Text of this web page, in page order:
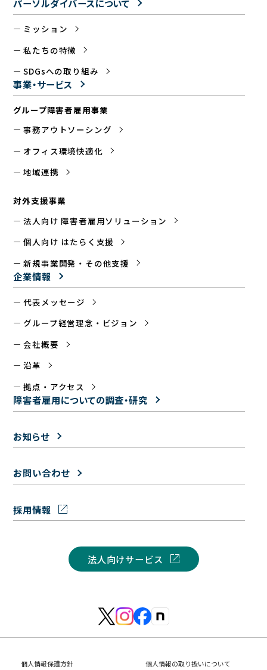
パーソルダイバースについて
ミッション
私たちの特徴
SDGsへの取り組み
事業・サービス
グループ障害者雇用事業
事務アウトソーシング
オフィス環境快適化
地域連携
対外支援事業
法人向け 障害者雇用ソリューション
個人向け はたらく支援
新規事業開発・その他支援
企業情報
代表メッセージ
グループ経営理念・ビジョン
会社概要
沿革
拠点・アクセス
障害者雇用についての調査・研究
お知らせ
お問い合わせ
採用情報
法人向けサービス
個人情報保護方針 個人情報の取り扱いについて